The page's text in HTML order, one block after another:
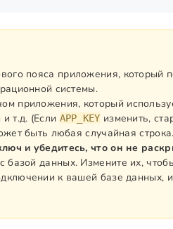
пояса приложения, который
системы.
приложения, который
т.д. (Если APP_KEY изменить,
быть любая случайная строка.
и убедитесь, что он не
базой данных. Измените их,
к вашей базе данных,